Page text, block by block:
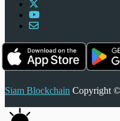
Siam Blockchain Copyright